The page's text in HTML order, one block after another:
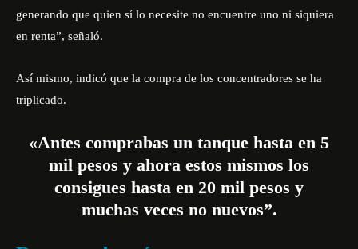
generando que quien sí lo necesite no encuentre uno ni siquiera
en renta”, señaló.
Así mismo, indicó que la compra de los concentradores se ha
triplicado.
«Antes comprabas un tanque hasta en 5
mil pesos y ahora estos mismos los
consigues hasta en 20 mil pesos y
muchas veces no nuevos”.